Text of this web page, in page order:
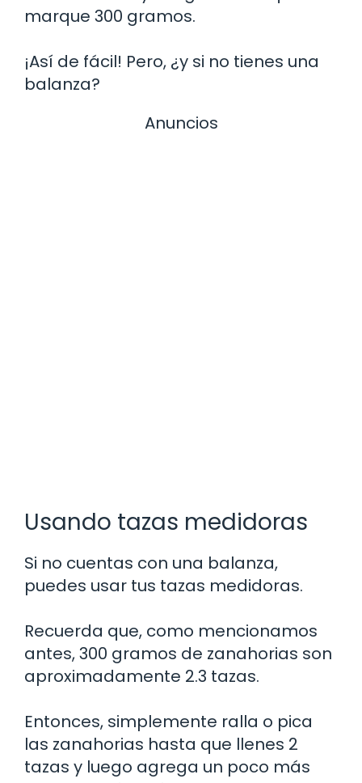
marque 300 gramos.
¡Así de fácil! Pero, ¿y si no tienes una
balanza?
Anuncios
Usando tazas medidoras
Si no cuentas con una balanza,
puedes usar tus tazas medidoras.
Recuerda que, como mencionamos
antes, 300 gramos de zanahorias son
aproximadamente 2.3 tazas.
Entonces, simplemente ralla o pica
las zanahorias hasta que llenes 2
tazas y luego agrega un poco más